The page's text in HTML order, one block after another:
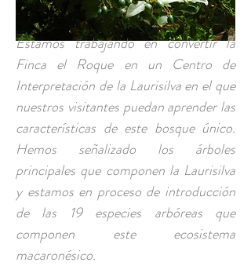
Estamos trabajando en convertir la
Finca el Roque en un Centro de
Interpretación de la Laurisilva en el que
nuestros visitantes puedan aprender las
características de este bosque único.
Hemos señalizado los árboles
principales que componen la Laurisilva
y estamos en proceso de introducción
de las 19 especies arbóreas que
componen este ecosistema
macaronésico.